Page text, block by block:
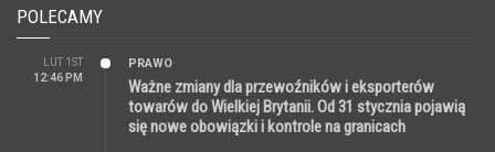
POLECAMY
LUT 1ST
12:46 PM
PRAWO
Ważne zmiany dla przewoźników i eksporterów
towarów do Wielkiej Brytanii. Od 31 stycznia pojawią
się nowe obowiązki i kontrole na granicach